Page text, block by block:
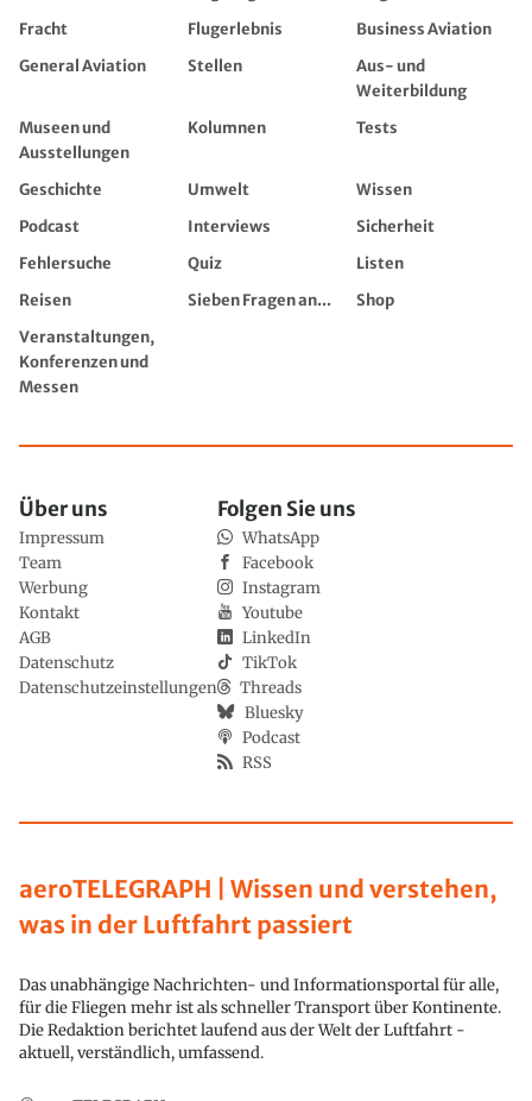
Fracht
Flugerlebnis
Business Aviation
General Aviation
Stellen
Aus- und
Weiterbildung
Museen und
Ausstellungen
Kolumnen Tests
Geschichte Umwelt
Wissen
Podcast
Interviews
Sicherheit
Fehlersuche
Quiz
Listen
Reisen
Sieben Fragen an...
Shop
Veranstaltungen,
Konferenzen und
Messen
aeroTELEGRAPH | Wissen und verstehen,
was in der Luftfahrt passiert
Das unabhängige Nachrichten- und Informationsportal für alle,
für die Fliegen mehr ist als schneller Transport über Kontinente.
Die Redaktion berichtet laufend aus der Welt der Luftfahrt -
aktuell, verständlich, umfassend.
Über uns
Impressum
Team
Werbung
Kontakt
AGB
Datenschutz
Datenschutzeinstellungen
Folgen Sie uns
WhatsApp
Facebook
Instagram
Youtube
LinkedIn
TikTok
Threads
Bluesky
Podcast
RSS